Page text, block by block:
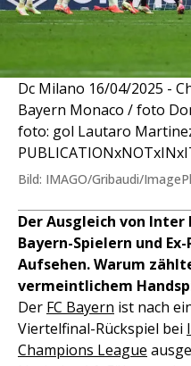
Dc Milano 16/04/2025 -
Bayern Monaco / foto
foto: gol Lautaro
Bild: IMAGO/Gribaudi/
Der Ausgleich von
Bayern-Spielern und
Aufsehen. Warum
vermeintlichem
Der FC Bayern ist nach
Viertelfinal-Rückspiel bei
Champions League